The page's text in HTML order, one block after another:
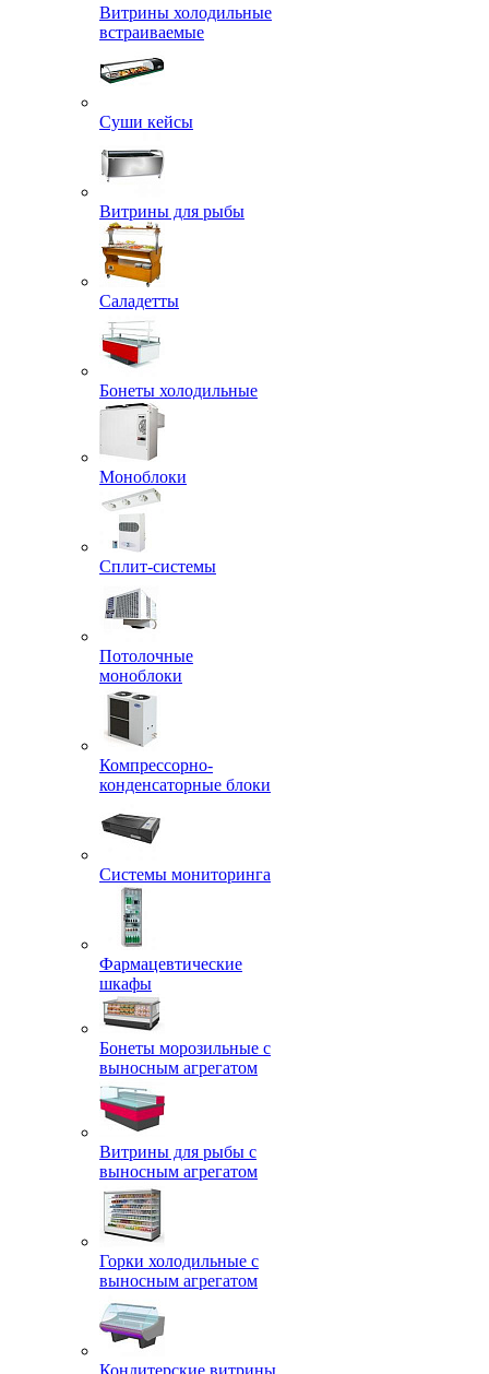
Витрины холодильные
встраиваемые
Суши кейсы
Витрины для рыбы
Саладетты
Бонеты холодильные
Моноблоки
Сплит-системы
Потолочные
моноблоки
Компрессорно-
конденсаторные блоки
Системы мониторинга
Фармацевтические
шкафы
Бонеты морозильные с
выносным агрегатом
Витрины для рыбы с
выносным агрегатом
Горки холодильные с
выносным агрегатом
Кондитерские витрины